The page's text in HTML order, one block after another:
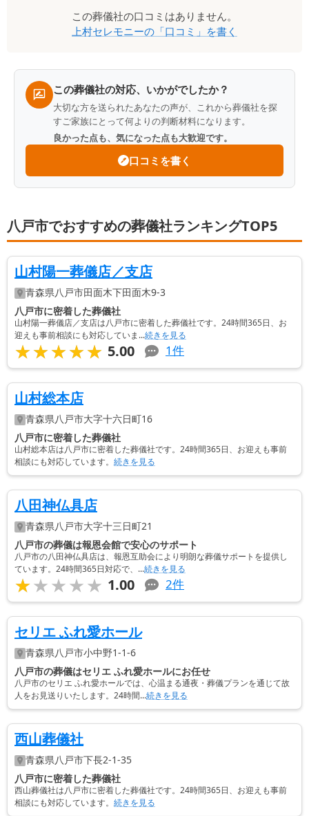
この葬儀社の口コミはありません。
上村セレモニーの「口コミ」を書く
この葬儀社の対応、いかがでしたか？
大切な方を送られたあなたの声が、これから葬儀社を探
すご家族にとって何よりの判断材料になります。
良かった点も、気になった点も大歓迎です。
口コミを書く
八戸市でおすすめの葬儀社ランキングTOP5
山村陽一葬儀店／支店
青森県八戸市田面木下田面木9-3
八戸市に密着した葬儀社
山村陽一葬儀店／支店は八戸市に密着した葬儀社です。24時間365日、お
迎えも事前相談にも対応していま...続きを見る
★★★★★
★★★★★ 5.00 1件
山村総本店
青森県八戸市大字十六日町16
八戸市に密着した葬儀社
山村総本店は八戸市に密着した葬儀社です。24時間365日、お迎えも事前
相談にも対応しています。 続きを見る
八田神仏具店
青森県八戸市大字十三日町21
八戸市の葬儀は報恩会館で安心のサポート
八戸市の八田神仏具店は、報恩互助会により明朗な葬儀サポートを提供し
ています。24時間365日対応で、...続きを見る
★★★★★
★★★★★ 1.00 2件
セリエ ふれ愛ホール
青森県八戸市小中野1-1-6
八戸市の葬儀はセリエ ふれ愛ホールにお任せ
八戸市のセリエ ふれ愛ホールでは、心温まる通夜・葬儀プランを通じて故
人をお見送りいたします。24時間...続きを見る
西山葬儀社
青森県八戸市下長2-1-35
八戸市に密着した葬儀社
西山葬儀社は八戸市に密着した葬儀社です。24時間365日、お迎えも事前
相談にも対応しています。 続きを見る